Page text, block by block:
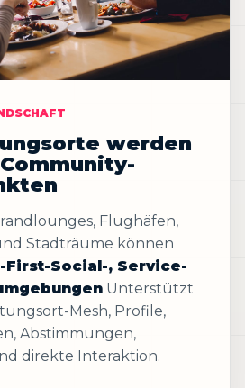
werden
Flughäfen,
Stadträume können
First-Social-, Service-
Unterstützt
Mesh, Profile,
Abstimmungen,
direkte Interaktion.